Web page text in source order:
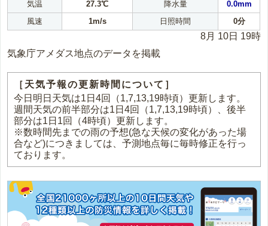
気温 27.3℃ 降水量
0.0mm
風速
1m/s 日照時間 0分
8月 10日 19時
気象庁アメダス地点のデータを掲載
［天気予報の更新時間について］
今日明日天気は1日4回（1,7,13,19時頃）更新します。
週間天気の前半部分は1日4回（1,7,13,19時頃）、後半
部分は1日1回（4時頃）更新します。
※数時間先までの雨の予想(急な天候の変化があった場
合など)につきましては、予測地点毎に毎時修正を行っ
ております。